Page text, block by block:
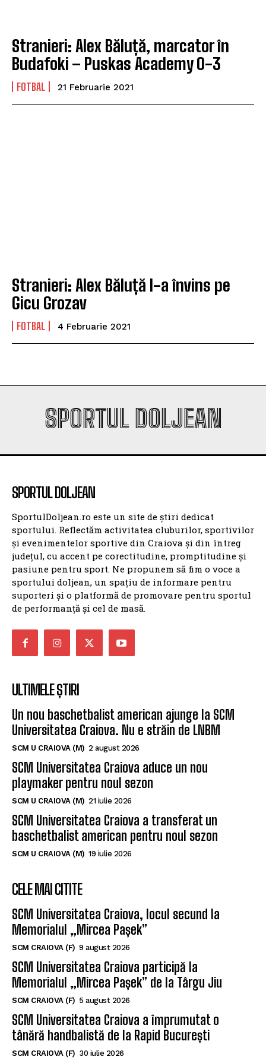
Stranieri: Alex Băluță, marcator în
Budafoki – Puskas Academy 0-3
FOTBAL 21 Februarie 2021
Stranieri: Alex Băluță l-a învins pe
Gicu Grozav
FOTBAL 4 Februarie 2021
SPORTUL DOLJEAN
SPORTUL DOLJEAN
SportulDoljean.ro este un site de știri dedicat
sportului. Reflectăm activitatea cluburilor, sportivilor
și evenimentelor sportive din Craiova și din întreg
județul, cu accent pe corectitudine, promptitudine și
pasiune pentru sport. Ne propunem să fim o voce a
sportului doljean, un spațiu de informare pentru
suporteri și o platformă de promovare pentru sportul
de performanță și cel de masă.
ULTIMELE ȘTIRI
Un nou baschetbalist american ajunge la SCM
Universitatea Craiova. Nu e străin de LNBM
SCM U CRAIOVA (M) 2 august 2026
SCM Universitatea Craiova aduce un nou
playmaker pentru noul sezon
SCM U CRAIOVA (M) 21 iulie 2026
SCM Universitatea Craiova a transferat un
baschetbalist american pentru noul sezon
SCM U CRAIOVA (M) 19 iulie 2026
CELE MAI CITITE
SCM Universitatea Craiova, locul secund la
Memorialul „Mircea Pașek”
SCM CRAIOVA (F) 9 august 2026
SCM Universitatea Craiova participă la
Memorialul „Mircea Pașek” de la Târgu Jiu
SCM CRAIOVA (F) 5 august 2026
SCM Universitatea Craiova a împrumutat o
tânără handbalistă de la Rapid București
SCM CRAIOVA (F) 30 iulie 2026